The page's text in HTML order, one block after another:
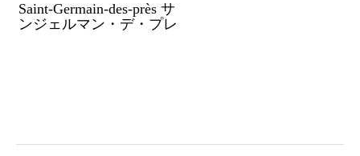
Saint-Germain-des-près サ
ンジェルマン・デ・プレ